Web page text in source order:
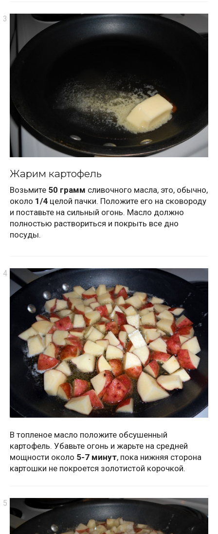
Жарим картофель
Возьмите 50 грамм сливочного масла, это, обычно,
около 1/4 целой пачки. Положите его на сковороду
и поставьте на сильный огонь. Масло должно
полностью раствориться и покрыть все дно
посуды.
В топленое масло положите обсушенный
картофель. Убавьте огонь и жарьте на средней
мощности около 5-7 минут, пока нижняя сторона
картошки не покроется золотистой корочкой.